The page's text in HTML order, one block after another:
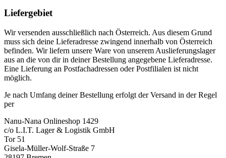
Liefergebiet
Wir versenden ausschließlich nach Österreich. Aus diesem Grund
muss sich deine Lieferadresse zwingend innerhalb von Österreich
befinden. Wir liefern unsere Ware von unserem Auslieferungslager
aus an die von dir in deiner Bestellung angegebene Lieferadresse.
Eine Lieferung an Postfachadressen oder Postfilialen ist nicht
möglich.
Je nach Umfang deiner Bestellung erfolgt der Versand in der Regel
per
Nanu-Nana Onlineshop 1429
c/o L.I.T. Lager & Logistik GmbH
Tor 51
Gisela-Müller-Wolf-Straße 7